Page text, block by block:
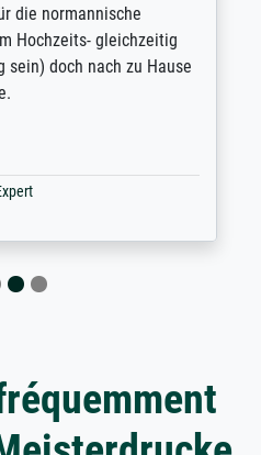
normannische
gleichzeitig
doch nach zu Hause